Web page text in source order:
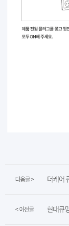
다음글 > 더케어
< 이전글 현대큐